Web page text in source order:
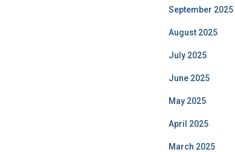
September 2025
August 2025
July 2025
June 2025
May 2025
April 2025
March 2025